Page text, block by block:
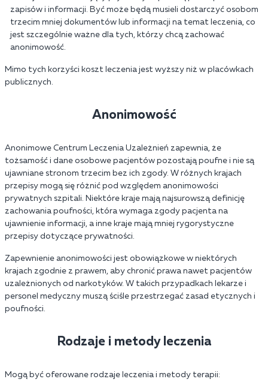
zapisów i informacji. Być może będą musieli dostarczyć osobom
trzecim mniej dokumentów lub informacji na temat leczenia, co
jest szczególnie ważne dla tych, którzy chcą zachować
anonimowość.
Mimo tych korzyści koszt leczenia jest wyższy niż w placówkach
publicznych.
Anonimowość
Anonimowe Centrum Leczenia Uzależnień zapewnia, że
tożsamość i dane osobowe pacjentów pozostają poufne i nie są
ujawniane stronom trzecim bez ich zgody. W różnych krajach
przepisy mogą się różnić pod względem anonimowości
prywatnych szpitali. Niektóre kraje mają najsurowszą definicję
zachowania poufności, która wymaga zgody pacjenta na
ujawnienie informacji, a inne kraje mają mniej rygorystyczne
przepisy dotyczące prywatności.
Zapewnienie anonimowości jest obowiązkowe w niektórych
krajach zgodnie z prawem, aby chronić prawa nawet pacjentów
uzależnionych od narkotyków. W takich przypadkach lekarze i
personel medyczny muszą ściśle przestrzegać zasad etycznych i
poufności.
Rodzaje i metody leczenia
Mogą być oferowane rodzaje leczenia i metody terapii: